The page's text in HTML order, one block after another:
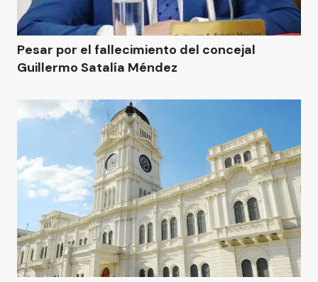
Pesar por el fallecimiento del concejal
Guillermo Satalía Méndez